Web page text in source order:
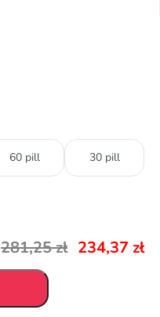
60 pill 30 pill
281,25zł 234,37 zł